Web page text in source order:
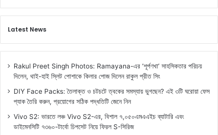
Latest News
Rakul Preet Singh Photos: Ramayana-এর ‘শূর্পণখা’ সাহসিকতার পরিচয়
দিলেন, থাই-হাই স্লিট পোশাকে কিলার পোজ দিলেন রাকুল প্রীত সিং
DIY Face Packs: তৈলাক্ত ও চটচটে ত্বকের সমস্যায় ভুগছেন? এই ৩টি ঘরোয়া ফেস
প্যাক তৈরি করুন, প্রয়োগের সঠিক পদ্ধতিটি জেনে নিন
Vivo S2: ভারতে লঞ্চ Vivo S2-এর, বিশাল ৭,০৫০এমএএইচ ব্যাটারি এবং
ডাইমেনসিটি ৭৩৬০-টার্বো চিপসেট নিয়ে ফিরল S-সিরিজ